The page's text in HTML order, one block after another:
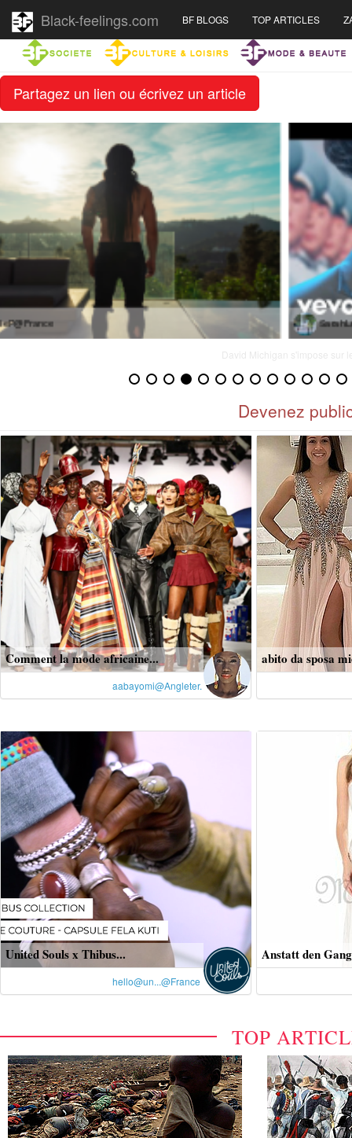
Partagez un lien ou écrivez un article
Black-feelings.com BF BLOGS TOP ARTICLES
SarahL@France
Devenez
Comment la mode africaine...
aabayomi@Angleter.
abito da sposa
United Souls x Thibus...
hello@un...@France
Anstatt den
TOP